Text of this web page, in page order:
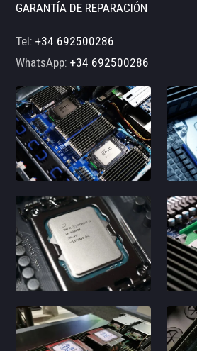
GARANTÍA DE REPARACIÓN
Tel:+34 692500286
WhatsApp:+34 692500286